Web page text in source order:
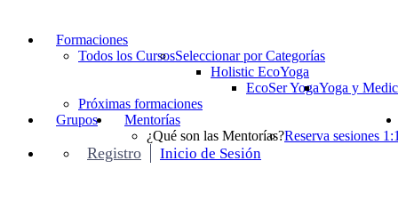
Formaciones
Todos los CursosSeleccionar por Categorías
Holistic EcoYoga
EcoSer YogaYoga y
Próximas formaciones
Grupos
Mentorías
¿Qué son las Mentorías?Reserva sesiones 1:1
Registro Inicio de Sesión